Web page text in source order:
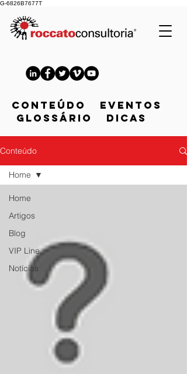
G-6826B7677T
CONTEÚDO Eventos
Glossário Dicas
Conteúdo
Home
Artigos
Blog
VIP Line
Notícias
Home